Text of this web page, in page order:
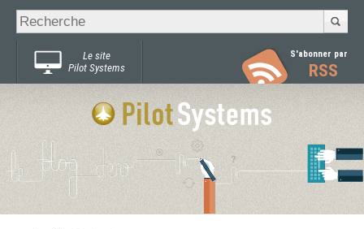
Chercher par
Recherche
avancée…
Le site
Pilot Systems
S'abonner par
RSS